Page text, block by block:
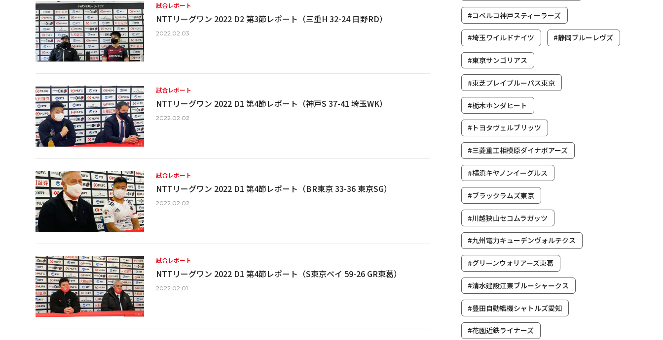
試合レポート
NTTリーグワン 2022 D2 第3節レポート（三重H 32-24 日野RD）
2022.02.03
試合レポート
NTTリーグワン 2022 D1 第4節レポート（神戸S 37-41 埼玉WK）
2022.02.02
試合レポート
NTTリーグワン 2022 D1 第4節レポート（BR東京 33-36 東京SG）
2022.02.02
試合レポート
NTTリーグワン 2022 D1 第4節レポート（S東京ベイ 59-26 GR東葛）
2022.02.01
#コベルコ神戸スティーラーズ
#埼玉ワイルドナイツ #静岡ブルーレヴズ
#東京サンゴリアス
#東芝ブレイブルーパス東京
#栃木ホンダヒート
#トヨタヴェルブリッツ
#三菱重工相模原ダイナボアーズ
#横浜キヤノンイーグルス
#ブラックラムズ東京
#川越狭山セコムラガッツ
#九州電力キューデンヴォルテクス
#グリーンウォリアーズ東葛
#清水建設江東ブルーシャークス
#豊田自動織機シャトルズ愛知
#花園近鉄ライナーズ